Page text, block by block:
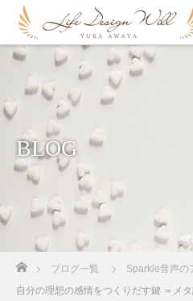
BLOG
ブログ一覧 Sparkle音声の
自分の理想の感情をつくりだす鍵 ＝メ